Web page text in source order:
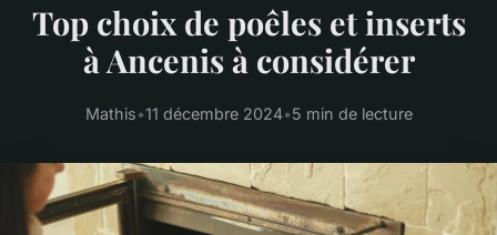
Top choix de poêles et inserts
à Ancenis à considérer
Mathis•11 décembre 2024•5 min de lecture